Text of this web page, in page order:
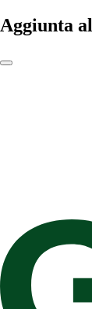
Aggiunta